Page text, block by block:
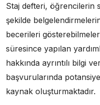
Staj defteri, öğrencilerin
şekilde
becerileri
süresince yapılan
hakkında ayrıntılı bilgi
başvurularında
kaynak oluşturmaktadır.